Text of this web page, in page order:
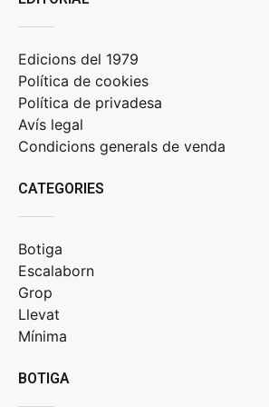
Edicions del 1979
Política de cookies
Política de privadesa
Avís legal
Condicions generals de venda
CATEGORIES
Botiga
Escalaborn
Grop
Llevat
Mínima
BOTIGA